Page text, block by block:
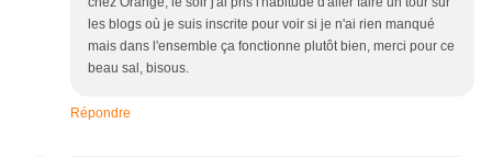
les blogs où je suis inscrite pour voir si je n'ai rien manqué
mais dans l'ensemble ça fonctionne plutôt bien, merci pour ce
beau sal, bisous.
Répondre